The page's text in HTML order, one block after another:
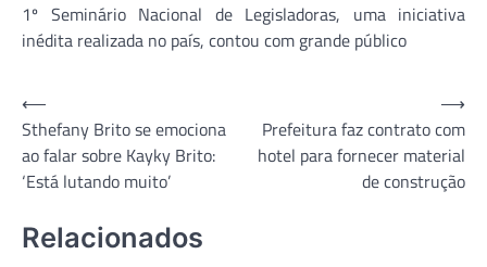
1º Seminário Nacional de Legisladoras, uma iniciativa
inédita realizada no país, contou com grande público
Navegação
de
Post
⟵
Sthefany Brito se emociona
ao falar sobre Kayky Brito:
‘Está lutando muito’
Prefeitura faz contrato com
hotel para fornecer material
de construção
⟶
Relacionados